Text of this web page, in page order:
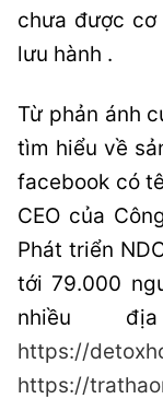
chưa được cơ
lưu hành .
Từ phản ánh
tìm hiểu về
facebook có
CEO của
Phát triển
tới 79.000
nhiều
https://
https://